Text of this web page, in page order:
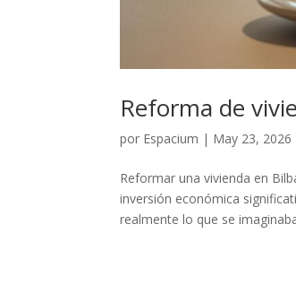
Reforma de
por Espacium | May 23, 2026
Reformar una vivienda en
inversión económica
realmente lo que se